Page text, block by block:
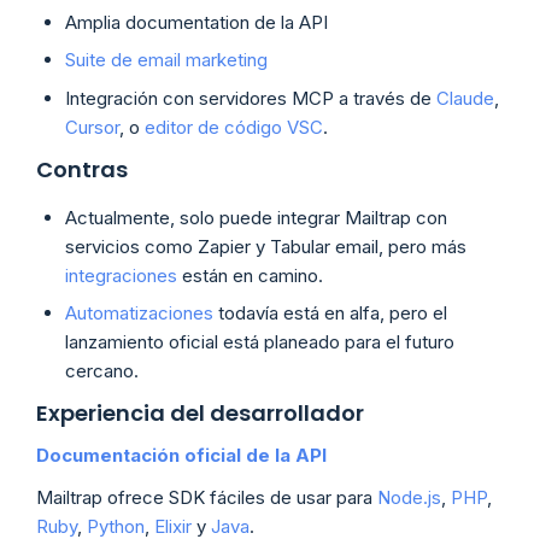
Amplia documentation de la API
Suite de email marketing
Integración con servidores MCP a través de Claude
Cursor, o editor de código VSC.
Contras
Actualmente, solo puede integrar Mailtrap con
servicios como Zapier y Tabular email, pero más
integraciones están en camino.
Automatizaciones todavía está en alfa, pero el
lanzamiento oficial está planeado para el futuro
cercano.
Experiencia del desarrollador
Documentación oficial de la API
Mailtrap ofrece SDK fáciles de usar para Node.js, PHP,
Ruby, Python, Elixir y Java.